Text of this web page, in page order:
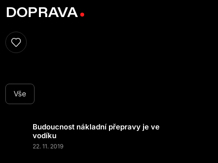
DOPRAVA
Vše
Budoucnost nákladní přepravy je ve
vodíku
22. 11. 2019